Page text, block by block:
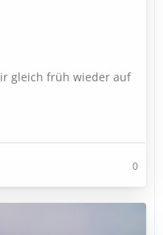
gleich früh wieder auf
0